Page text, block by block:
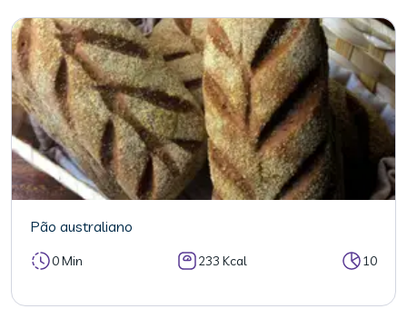
Pão australiano
0 Min 233 Kcal 10